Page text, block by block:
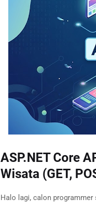
ASP.NET Core
Wisata (GET,
Halo lagi, calon programmer